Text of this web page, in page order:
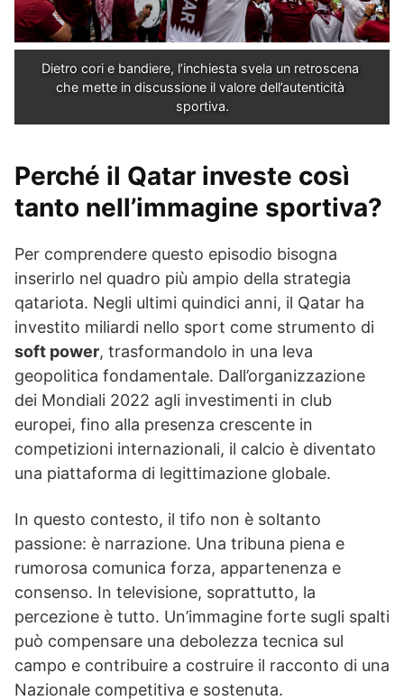
Dietro cori e bandiere, l’inchiesta svela un retroscena
che mette in discussione il valore dell’autenticità
sportiva.
Perché il Qatar investe così
tanto nell’immagine sportiva?
Per comprendere questo episodio bisogna
inserirlo nel quadro più ampio della strategia
qatariota. Negli ultimi quindici anni, il Qatar ha
investito miliardi nello sport come strumento di
soft power, trasformandolo in una leva
geopolitica fondamentale. Dall’organizzazione
dei Mondiali 2022 agli investimenti in club
europei, fino alla presenza crescente in
competizioni internazionali, il calcio è diventato
una piattaforma di legittimazione globale.
In questo contesto, il tifo non è soltanto
passione: è narrazione. Una tribuna piena e
rumorosa comunica forza, appartenenza e
consenso. In televisione, soprattutto, la
percezione è tutto. Un’immagine forte sugli spalti
può compensare una debolezza tecnica sul
campo e contribuire a costruire il racconto di una
Nazionale competitiva e sostenuta.